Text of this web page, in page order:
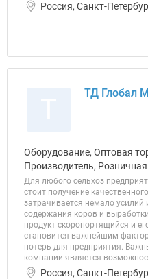
Россия, Санкт-
ТД Глобал
Оборудование, Оптовая
Производитель,
Для любого сельхоз
стоит получение
затрачивается немало
содержания коров и
продукт скоропортящийся и
становится важнейшим
потерь для предприятия.
компании является
Россия, Санкт-